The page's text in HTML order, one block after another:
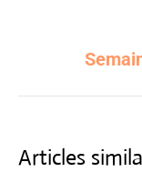
Articles